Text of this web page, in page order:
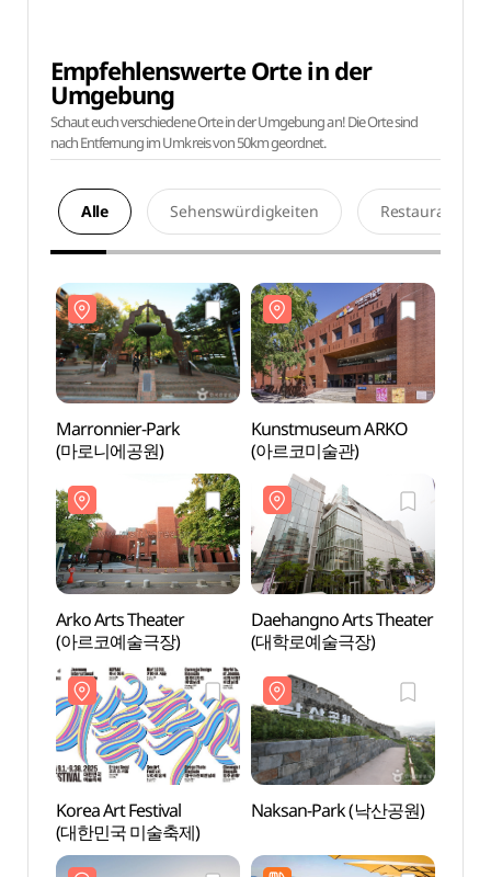
Empfehlenswerte Orte in der
Umgebung
Schaut euch verschiedene Orte in der Umgebung an! Die Orte sind
nach Entfernung im Umkreis von 50km geordnet.
Alle Sehenswürdigkeiten Restaurants
Marronnier-Park
(마로니에공원)
Kunstmuseum ARKO
(아르코미술관)
Arko Arts Theater
(아르코예술극장)
Daehangno Arts Theater
(대학로예술극장)
Korea Art Festival
(대한민국 미술축제)
Naksan-Park (낙산공원)